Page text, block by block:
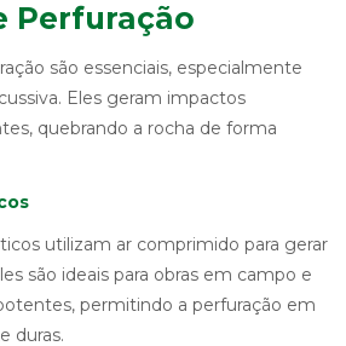
Perfuração
são essenciais, especialmente
Eles geram impactos
quebrando a rocha de forma
utilizam ar comprimido para gerar
são ideais para obras em campo e
permitindo a perfuração em
duras.